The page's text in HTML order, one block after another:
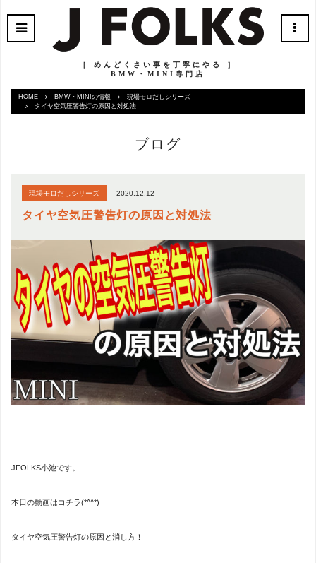
［ めんどくさい事を丁寧にやる ］
BMW・MINI専門店
HOME BMW・MINIの情報
現場モロだしシリーズ
タイヤ空気圧警告灯の原因と対処法
ブログ
現場モロだしシリーズ 2020.12.12
タイヤ空気圧警告灯の原因と対処法
JFOLKS小池です。
本日の動画はコチラ(*^^*)
タイヤ空気圧警告灯の原因と消し方！